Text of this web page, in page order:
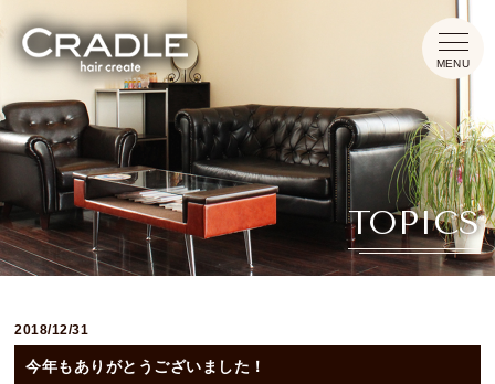
TOPICS
2018/12/31
今年もありがとうございました！
HOME
CONCEPT
INFORMATION